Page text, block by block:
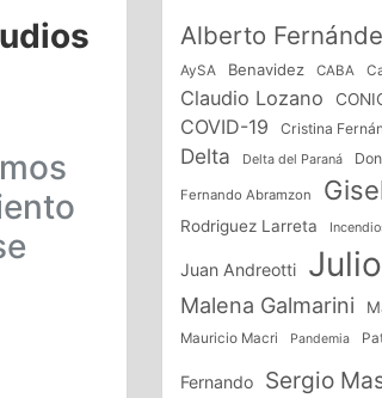
Alberto
AySA Benavidez CABA
Claudio Lozano
COVID-19 Cristina
Delta Delta del Paraná
Fernando Abramzon
Rodriguez Larreta
Juan Andreotti
Malena Galmarini
Mauricio Macri
Pandemia
Fernando Sergio